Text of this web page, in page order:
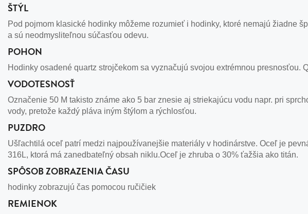
ŠTÝL
Pod pojmom klasické hodinky môžeme rozumieť i hodinky, ktoré nemajú žiadne
a sú neodmysliteľnou súčasťou odevu.
POHON
Hodinky osadené quartz strojčekom sa vyznačujú svojou extrémnou presnosťou.
VODOTESNOSŤ
Označenie 50 M takisto známe ako 5 bar znesie aj striekajúcu vodu napr. pri
vody, pretože každý pláva iným štýlom a rýchlosťou.
PUZDRO
Ušľachtilá oceľ patrí medzi najpoužívanejšie materiály v hodinárstve. Oceľ je
316L, ktorá má zanedbateľný obsah niklu.Oceľ je zhruba o 30% ťažšia ako titán.
SPÔSOB ZOBRAZENIA ČASU
hodinky zobrazujú čas pomocou ručičiek
REMIENOK